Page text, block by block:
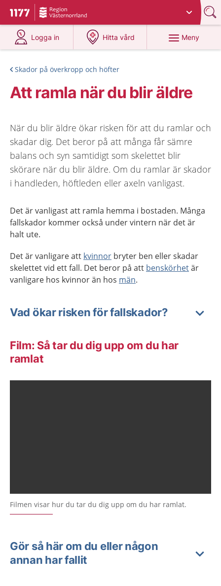
Till startsidan för 1177
Du har valt region
Logga in
på 1177.se
Hitta vård
på 1177.se
Meny
Skador på överkropp och höfter
Att ramla när du blir äldre
När du blir äldre ökar risken för att du ramlar och
skadar dig. Det beror på att många får sämre
balans och syn samtidigt som skelettet blir
skörare när du blir äldre. Om du ramlar är skador
i handleden, höftleden eller axeln vanligast.
Det är vanligast att ramla hemma i bostaden. Många
fallskador kommer också under vintern när det är
halt ute.
Det är vanligare att kvinnor bryter ben eller skadar
skelettet vid ett fall. Det beror på att benskörhetär
vanligare hos kvinnor än hos män.
Vad ökar risken för fallskador?
Film: Så tar du dig upp om du har
ramlat
Filmen visar hur du tar du dig upp om du har ramlat.
Gör så här om du eller någon
annan har fallit